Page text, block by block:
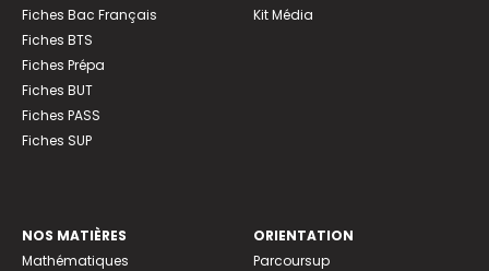
Fiches Bac Français
Fiches BTS
Fiches Prépa
Fiches BUT
Fiches PASS
Fiches SUP
Kit Média
NOS MATIÈRES
Mathématiques
ORIENTATION
Parcoursup